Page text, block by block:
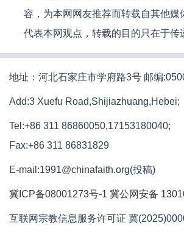
容，为本网网友推荐而转载自其他媒
代表本网观点，转载的目的只在于传
地址：河北石家庄市学府路3号 邮编
Add:3 Xuefu Road,Shijiazhuang,Hebei;
Tel:+86 311 86860050,17153180040;
Fax:+86 311 86831829
E-mail:1991@chinafaith.org(投稿)
冀ICP备08001273号-1 冀公网安备
互联网宗教信息服务许可证 冀